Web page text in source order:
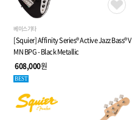
베이스기타
[Squier] Affinity Series® Active Jazz Bass® V
MN BPG - Black Metallic
608,000원
BEST